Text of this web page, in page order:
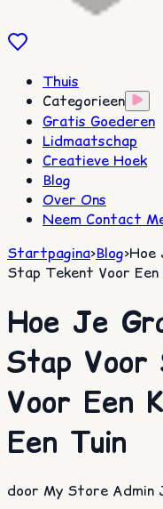
Thuis
Categorieen
Gratis Goederen
Lidmaatschap
Creatieve Hoek
Blog
Over Ons
Neem Contact
Startpagina>Blog>Hoe
Stap Tekent Voor Een
Hoe Je
Stap Voor
Voor Een
Een Tuin
door My Store Admin